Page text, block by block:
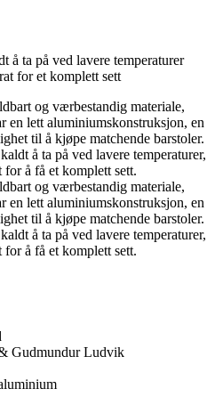
å ta på ved lavere temperaturer
for et komplett sett
og værbestandig materiale,
en lett aluminiumskonstruksjon, en
til å kjøpe matchende barstoler.
å ta på ved lavere temperaturer,
for å få et komplett sett.
og værbestandig materiale,
en lett aluminiumskonstruksjon, en
til å kjøpe matchende barstoler.
å ta på ved lavere temperaturer,
for å få et komplett sett.
Gudmundur Ludvik